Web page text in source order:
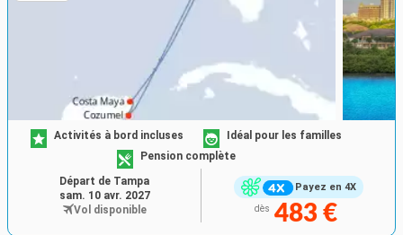
Payez en 4X
Activités à bord incluses
Idéal pour les familles
Pension complète
dès 483 €
Départ de Tampa
sam. 10 avr. 2027
Vol disponible